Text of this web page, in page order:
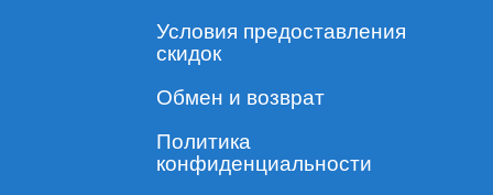
Условия предоставления
скидок
Обмен и возврат
Политика
конфиденциальности